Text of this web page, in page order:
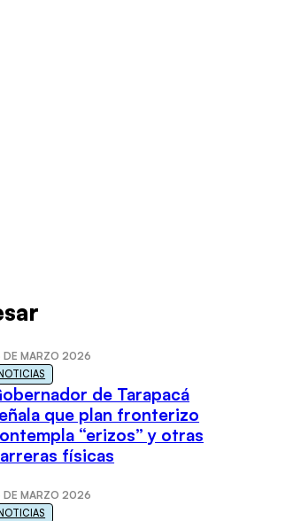
DE MARZO 2026
NOTICIAS
de Tarapacá
que plan fronterizo
“erizos” y otras
físicas
DE MARZO 2026
NOTICIAS